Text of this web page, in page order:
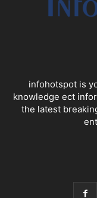
infohotspot is
knowledge ect
the latest